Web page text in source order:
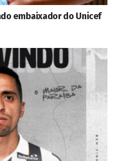
embaixador do Unicef